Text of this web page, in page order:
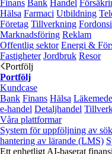
Finans Bank Handel
Hälsa Farmaci Utbildning
Företag Tillverkning
Marknadsföring Reklam
Offentlig sektor Energi &
Fastigheter Jordbruk Resor
Portfölj
Portfölj
Kundcase
Bank Finans Hälsa
e‑handel Detaljhandel
Våra plattformar
System för uppföljning av
hantering av lärande (LMS)
Ett enhetligt AI-baserat